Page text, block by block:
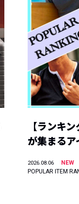
【ランキ
が集まるア
2026.08.06
NEW
POPULAR ITEM